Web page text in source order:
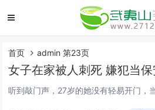
首页 admin 第23页
女子在家被人刺死 嫌犯当